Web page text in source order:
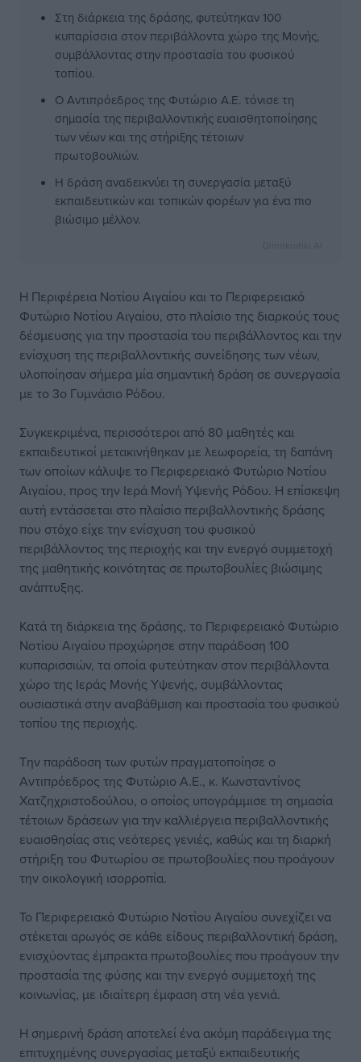
Στη διάρκεια της δράσης, φυτεύτηκαν 100
κυπαρίσσια στον περιβάλλοντα χώρο της Μονής,
συμβάλλοντας στην προστασία του φυσικού
τοπίου.
Ο Αντιπρόεδρος της Φυτώριο Α.Ε. τόνισε τη
σημασία της περιβαλλοντικής ευαισθητοποίησης
των νέων και της στήριξης τέτοιων
πρωτοβουλιών.
Η δράση αναδεικνύει τη συνεργασία μεταξύ
εκπαιδευτικών και τοπικών φορέων για ένα πιο
βιώσιμο μέλλον.
Η Περιφέρεια Νοτίου Αιγαίου και το Περιφερειακό
Φυτώριο Νοτίου Αιγαίου, στο πλαίσιο της διαρκούς τους
δέσμευσης για την προστασία του περιβάλλοντος και την
ενίσχυση της περιβαλλοντικής συνείδησης των νέων,
υλοποίησαν σήμερα μία σημαντική δράση σε συνεργασία
με το 3ο Γυμνάσιο Ρόδου.
Συγκεκριμένα, περισσότεροι από 80 μαθητές και
εκπαιδευτικοί μετακινήθηκαν με λεωφορεία, τη δαπάνη
των οποίων κάλυψε το Περιφερειακό Φυτώριο Νοτίου
Αιγαίου, προς την Ιερά Μονή Υψενής Ρόδου. Η επίσκεψη
αυτή εντάσσεται στο πλαίσιο περιβαλλοντικής δράσης
που στόχο είχε την ενίσχυση του φυσικού
περιβάλλοντος της περιοχής και την ενεργό συμμετοχή
της μαθητικής κοινότητας σε πρωτοβουλίες βιώσιμης
ανάπτυξης.
Κατά τη διάρκεια της δράσης, το Περιφερειακό Φυτώριο
Νοτίου Αιγαίου προχώρησε στην παράδοση 100
κυπαρισσιών, τα οποία φυτεύτηκαν στον περιβάλλοντα
χώρο της Ιεράς Μονής Υψενής, συμβάλλοντας
ουσιαστικά στην αναβάθμιση και προστασία του φυσικού
τοπίου της περιοχής.
Την παράδοση των φυτών πραγματοποίησε ο
Αντιπρόεδρος της Φυτώριο Α.Ε., κ. Κωνσταντίνος
Χατζηχριστοδούλου, ο οποίος υπογράμμισε τη σημασία
τέτοιων δράσεων για την καλλιέργεια περιβαλλοντικής
ευαισθησίας στις νεότερες γενιές, καθώς και τη διαρκή
στήριξη του Φυτωρίου σε πρωτοβουλίες που προάγουν
την οικολογική ισορροπία.
Το Περιφερειακό Φυτώριο Νοτίου Αιγαίου συνεχίζει να
στέκεται αρωγός σε κάθε είδους περιβαλλοντική δράση,
ενισχύοντας έμπρακτα πρωτοβουλίες που προάγουν την
προστασία της φύσης και την ενεργό συμμετοχή της
κοινωνίας, με ιδιαίτερη έμφαση στη νέα γενιά.
Η σημερινή δράση αποτελεί ένα ακόμη παράδειγμα της
επιτυχημένης συνεργασίας μεταξύ εκπαιδευτικής